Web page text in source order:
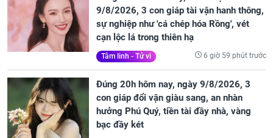
9/8/2026, 3 con giáp tài vận hanh thông,
sự nghiệp như 'cá chép hóa Rồng', vét
cạn lộc lá trong thiên hạ
Tâm linh - Tử vi 6 giờ 59 phút trước
Đúng 20h hôm nay, ngày 9/8/2026, 3
con giáp đổi vận giàu sang, an nhàn
hưởng Phú Quý, tiền tài đầy nhà, vàng
bạc đầy két